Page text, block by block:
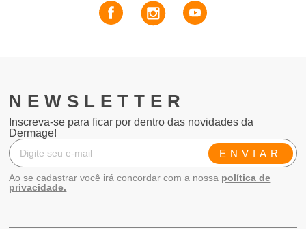
NEWSLETTER
Inscreva-se para ficar por dentro das novidades da
Dermage!
ENVIAR
Ao se cadastrar você irá concordar com a nossa política de
privacidade.